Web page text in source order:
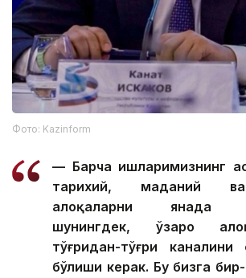
Фото: Kazinform
— Барча ишларимизнинг
тарихий, маданий
алоқаларни янада
шунингдек, ўзаро
тўғридан-тўғри
бўлиши керак. Бу бизга